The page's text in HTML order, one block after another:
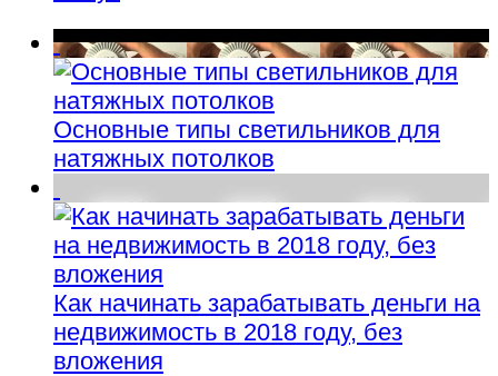
Основные типы светильников для
натяжных потолков
Как начинать зарабатывать деньги на
недвижимость в 2018 году, без
вложения